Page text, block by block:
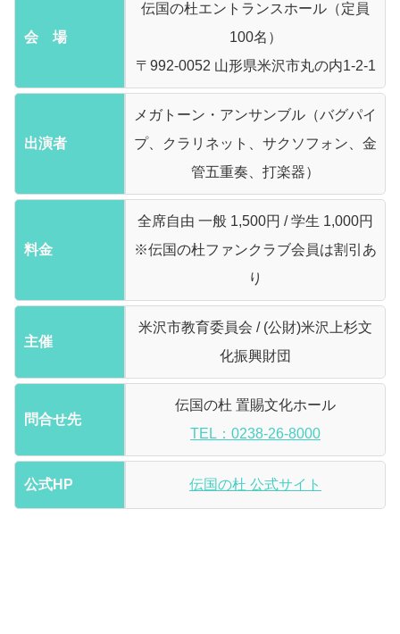
会 場
伝国の杜エントランスホール（定員
100名）
〒992-0052 山形県米沢市丸の内1-2-1
出演者
メガトーン・アンサンブル（バグパイ
プ、クラリネット、サクソフォン、金
管五重奏、打楽器）
料金
全席自由 一般 1,500円 / 学生 1,000円
※伝国の杜ファンクラブ会員は割引あ
り
主催
米沢市教育委員会 / (公財)米沢上杉文
化振興財団
問合せ先
伝国の杜 置賜文化ホール
TEL：0238-26-8000
公式HP 伝国の杜 公式サイト